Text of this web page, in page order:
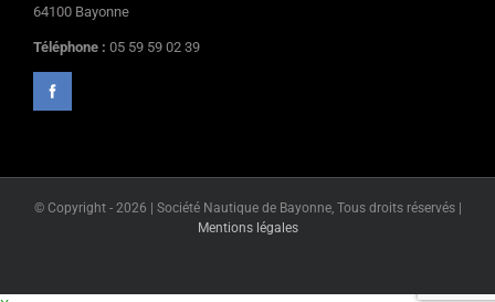
64100 Bayonne
Téléphone : 05 59 59 02 39
© Copyright - 2026 | Société Nautique de Bayonne, Tous droits réservés |
Mentions légales